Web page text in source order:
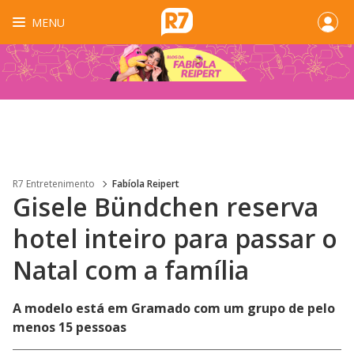
MENU
R7 Entretenimento Fabíola Reipert
Gisele Bündchen reserva
hotel inteiro para passar o
Natal com a família
A modelo está em Gramado com um grupo de pelo
menos 15 pessoas